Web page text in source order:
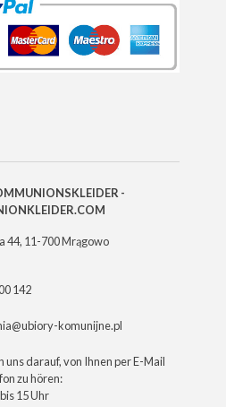
-
44, 11-700 Mrągowo
142
komunijne.pl
uns darauf, von Ihnen per E-Mail
zu hören:
15 Uhr